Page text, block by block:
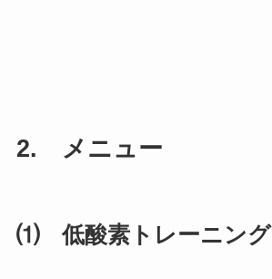
2. メニュー
⑴ 低酸素トレーニング